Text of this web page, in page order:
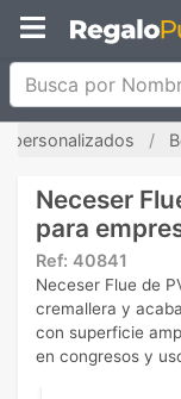
Busca por
personalizados
Neceser
para
Ref: 40841
Neceser Flue de
cremallera y
con superficie
en congresos y